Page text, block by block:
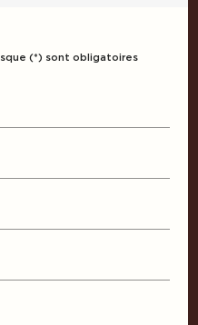
(*) sont obligatoires